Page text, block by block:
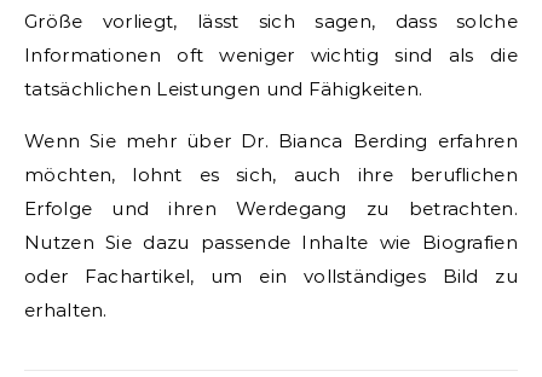
Größe vorliegt, lässt sich sagen, dass solche
Informationen oft weniger wichtig sind als die
tatsächlichen Leistungen und Fähigkeiten.
Wenn Sie mehr über Dr. Bianca Berding erfahren
möchten, lohnt es sich, auch ihre beruflichen
Erfolge und ihren Werdegang zu betrachten.
Nutzen Sie dazu passende Inhalte wie Biografien
oder Fachartikel, um ein vollständiges Bild zu
erhalten.